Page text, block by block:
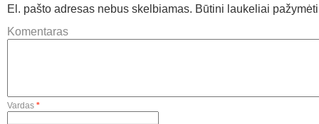
El. pašto adresas nebus skelbiamas. Būtini laukeliai
Komentaras
Vardas *